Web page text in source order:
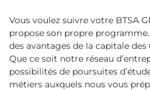
Vous voulez suivre votre BTSA
propose son propre
des avantages de la capitale
Que ce soit notre réseau
possibilités de poursuites
métiers auxquels nous vous